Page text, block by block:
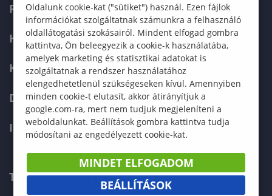
FELVÉTELIZŐKNEK
HALLGATÓKNAK
KÉPZÉSEK
DOKTORI ISKOLA
INTERNATIONAL
TELEFONKÖNYV
Oldalunk cookie-kat ("sütiket") használ. Ezen fájlok
információkat szolgáltatnak számunkra a felhasználó
oldallátogatási szokásairól. Mindent elfogad gombra
kattintva, Ön beleegyezik a cookie-k használatába,
amelyek marketing és statisztikai adatokat is
szolgáltatnak a rendszer használatához
elengedhetetlenül szükségeseken kívül. Amennyiben
minden cookie-t elutasít, akkor átirányítjuk a
google.com-ra, mert nem tudjuk megjeleníteni a
weboldalunkat. Beállítások gombra kattintva tudja
módosítani az engedélyezett cookie-kat.
MINDET ELFOGADOM
BEÁLLÍTÁSOK